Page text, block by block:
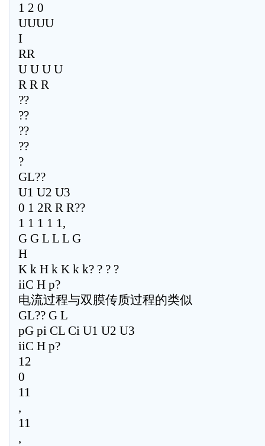
1 2 0
UUUU
I
RR
U U U U
R R R
??
??
??
??
?
GL??
U1 U2 U3
0 1 2R R R??
1 1 1 1 1,
G G L L L G
H
K k H k K k k? ? ? ?
iiC H p?
电流过程与双膜传质过程的类似
GL?? G L
pG pi CL Ci U1 U2 U3
iiC H p?
12
0
11
,
11
,